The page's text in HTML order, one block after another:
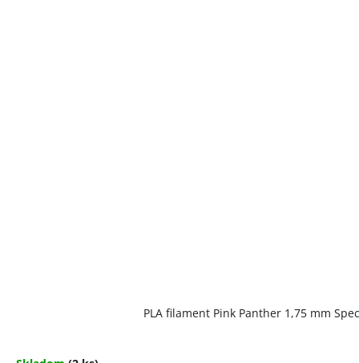
PLA filament Pink Panther 1,75 mm